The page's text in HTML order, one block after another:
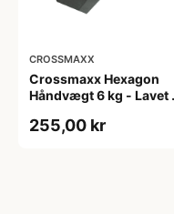
CROSSMAXX
Crossmaxx Hexagon
Håndvægt 6 kg - Lavet i
gummi - Riflet håndtag
255,00 kr